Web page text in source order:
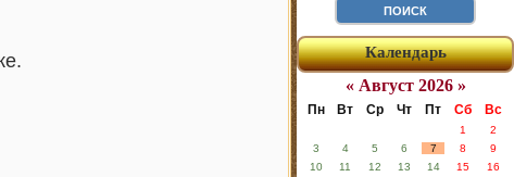
Календарь
« Август 2026 »
Пн Вт Ср Чт Пт Сб Вс
1
2
3
4 5 6 7 8
9
10
11 12 13 14 15
16